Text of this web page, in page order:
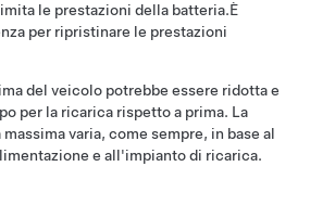
le prestazioni della batteria.È
per ripristinare le prestazioni
del veicolo potrebbe essere ridotta e
per la ricarica rispetto a prima. La
varia, come sempre, in base al
e all'impianto di ricarica.